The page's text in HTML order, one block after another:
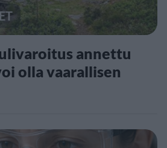
annettu
olla vaarallisen